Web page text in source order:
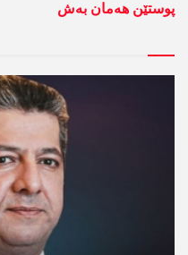
پوستێن ھەمان بەش